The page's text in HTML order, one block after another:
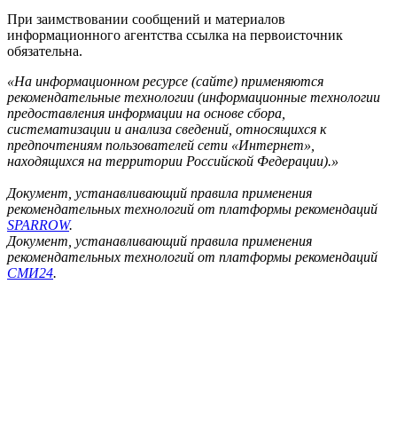
При заимствовании сообщений и материалов
информационного агентства ссылка на первоисточник
обязательна.
«На информационном ресурсе (сайте) применяются
рекомендательные технологии (информационные технологии
предоставления информации на основе сбора,
систематизации и анализа сведений, относящихся к
предпочтениям пользователей сети «Интернет»,
находящихся на территории Российской Федерации).»
Документ, устанавливающий правила применения
рекомендательных технологий от платформы рекомендаций
SPARROW.
Документ, устанавливающий правила применения
рекомендательных технологий от платформы рекомендаций
СМИ24.